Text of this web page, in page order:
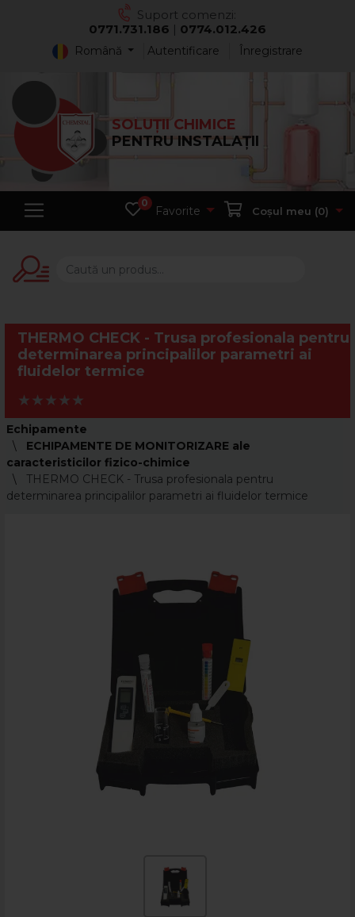
Suport comenzi:
0771.731.186 | 0774.012.426
Română Autentificare Înregistrare
SOLUȚII CHIMICE
PENTRU INSTALAȚII
0
Favorite Coșul meu (0)
THERMO CHECK - Trusa profesionala pentru
determinarea principalilor parametri ai
fluidelor termice
Echipamente
ECHIPAMENTE DE MONITORIZARE ale
caracteristicilor fizico-chimice
THERMO CHECK - Trusa profesionala pentru
determinarea principalilor parametri ai fluidelor termice